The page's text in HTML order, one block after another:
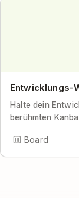
Entwicklungs-
Halte dein
berühmten
Board